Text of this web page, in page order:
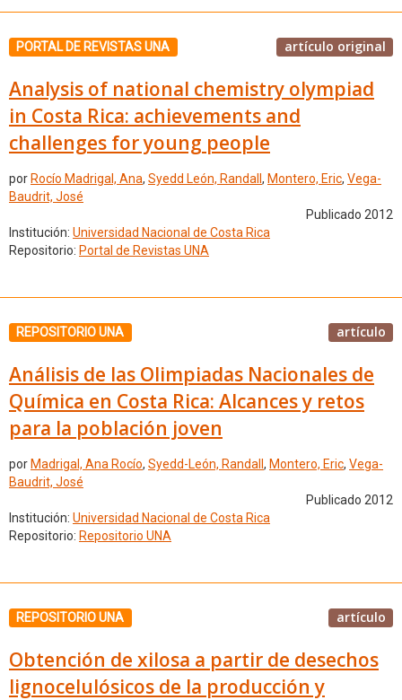
PORTAL DE REVISTAS UNA artículo original
Analysis of national chemistry olympiad
in Costa Rica: achievements and
challenges for young people
por Rocío Madrigal, Ana, Syedd León, Randall , Montero, Eric, Vega-
Baudrit, José
Publicado 2012
Institución: Universidad Nacional de Costa Rica
Repositorio: Portal de Revistas UNA
REPOSITORIO UNA artículo
Análisis de las Olimpiadas Nacionales de
Química en Costa Rica: Alcances y retos
para la población joven
por Madrigal, Ana Rocío, Syedd-León, Randall , Montero, Eric, Vega-
Baudrit, José
Publicado 2012
Institución: Universidad Nacional de Costa Rica
Repositorio: Repositorio UNA
REPOSITORIO UNA artículo
Obtención de xilosa a partir de desechos
lignocelulósicos de la producción y